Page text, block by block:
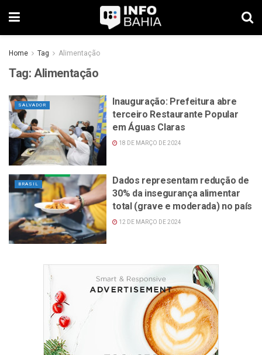
Home Tag Alimentação
Tag: Alimentação
SALVADOR
Inauguração: Prefeitura abre
terceiro Restaurante Popular
em Águas Claras
18 DE MARÇO DE 2024
BRASIL
Dados representam redução de
30% da insegurança alimentar
total (grave e moderada) no país
12 DE MARÇO DE 2024